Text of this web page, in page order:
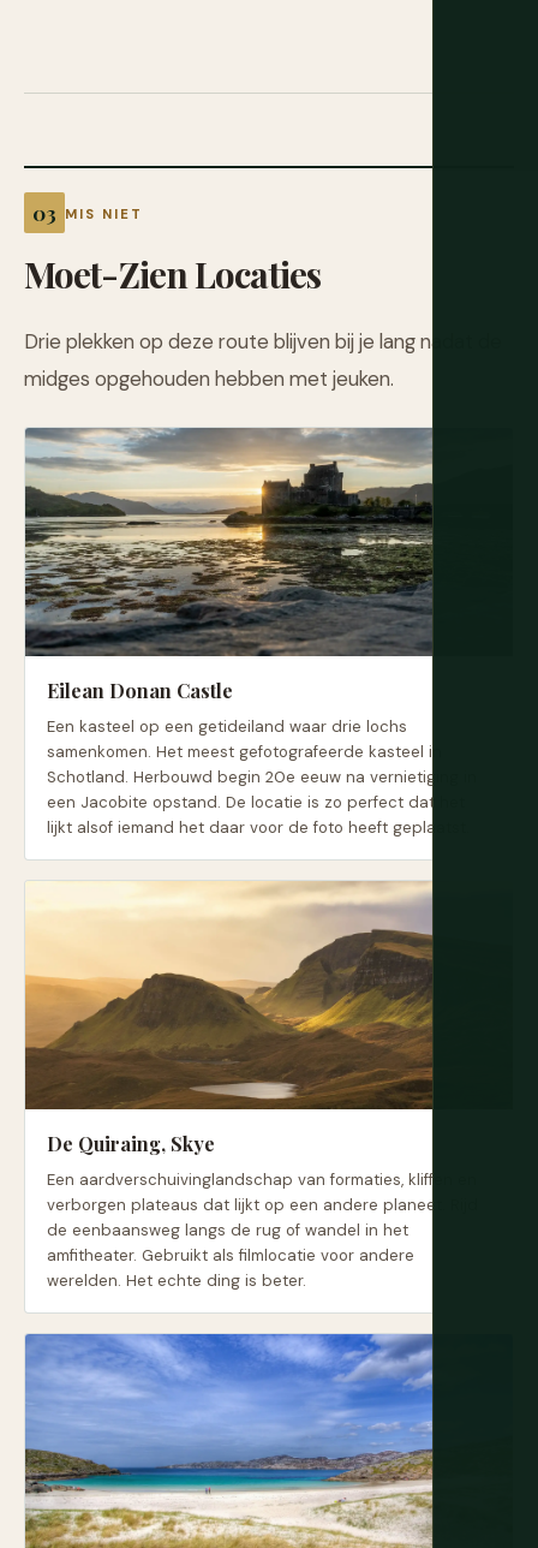
MIS NIET
Moet-Zien Locaties
Drie plekken op deze route blijven bij je lang nadat de
midges opgehouden hebben met jeuken.
Eilean Donan Castle
Een kasteel op een getideiland waar drie lochs
samenkomen. Het meest gefotografeerde kasteel in
Schotland. Herbouwd begin 20e eeuw na vernietiging in
een Jacobite opstand. De locatie is zo perfect dat het
lijkt alsof iemand het daar voor de foto heeft geplaatst.
De Quiraing, Skye
Een aardverschuivinglandschap van formaties, kliffen en
verborgen plateaus dat lijkt op een andere planeet. Rijd
de eenbaansweg langs de rug of wandel in het
amfitheater. Gebruikt als filmlocatie voor andere
werelden. Het echte ding is beter.